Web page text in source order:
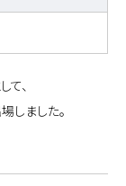
、
しました。